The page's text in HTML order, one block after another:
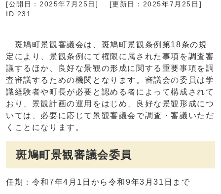
[公開日：2025年7月25日]
[更新日：2025年7月25日]
ID:231
斑鳩町景観審議会は、斑鳩町景観条例第18条の規
定により、景観条例にて権限に属された事項を調査審
議するほか、良好な景観の形成に関する重要事項を調
査審議するための機関となります。審議会の委員は学
識経験者や町長が必要と認める者によって構成されて
おり、景観計画の運用をはじめ、良好な景観形成につ
いては、必要に応じて景観審議会で調査・審議いただ
くことになります。
斑鳩町景観審議会委員
任期：令和7年4月1日から令和9年3月31日まで